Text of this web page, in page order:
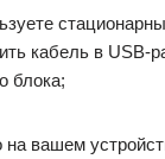
кабель в USB-
блока;
вашем